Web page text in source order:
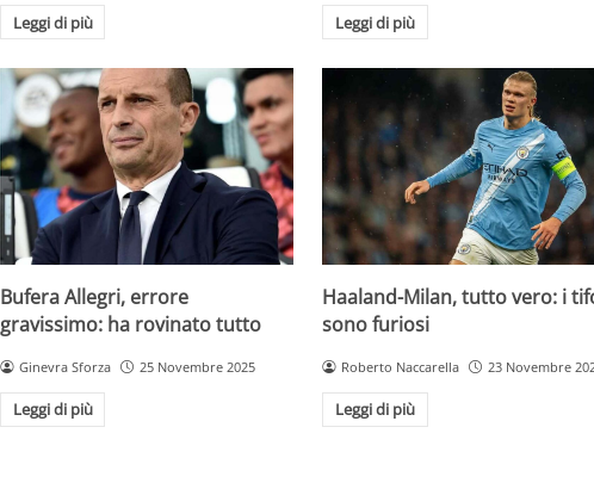
Leggi di più Leggi di più
Bufera Allegri, errore
gravissimo: ha rovinato tutto
Ginevra Sforza 25 Novembre 2025
Leggi di più
Haaland-Milan, tutto vero: i
sono furiosi
Roberto Naccarella 23 Novembre
Leggi di più